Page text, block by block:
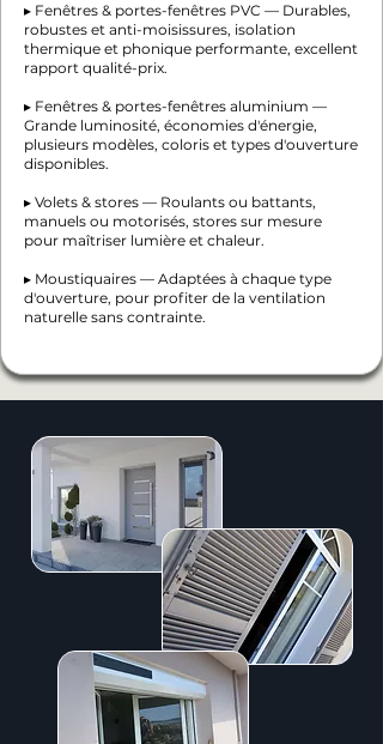
▸ Fenêtres & portes-fenêtres PVC — Durables,
robustes et anti-moisissures, isolation
thermique et phonique performante, excellent
rapport qualité-prix.
▸ Fenêtres & portes-fenêtres aluminium —
Grande luminosité, économies d'énergie,
plusieurs modèles, coloris et types d'ouverture
disponibles.
▸ Volets & stores — Roulants ou battants,
manuels ou motorisés, stores sur mesure
pour maîtriser lumière et chaleur.
▸ Moustiquaires — Adaptées à chaque type
d'ouverture, pour profiter de la ventilation
naturelle sans contrainte.